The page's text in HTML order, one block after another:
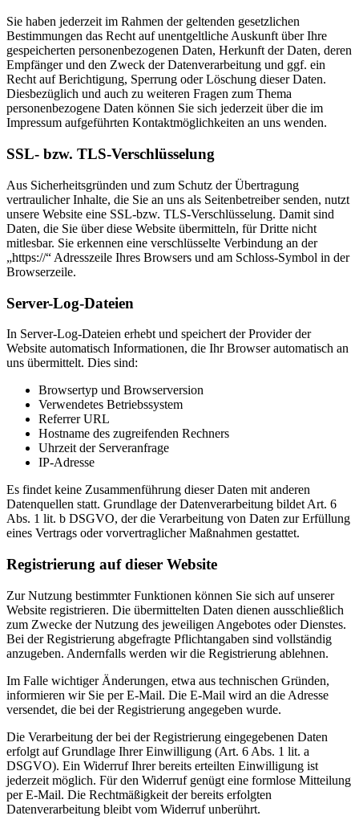
Sie haben jederzeit im Rahmen der geltenden gesetzlichen
Bestimmungen das Recht auf unentgeltliche Auskunft über Ihre
gespeicherten personenbezogenen Daten, Herkunft der Daten, deren
Empfänger und den Zweck der Datenverarbeitung und ggf. ein
Recht auf Berichtigung, Sperrung oder Löschung dieser Daten.
Diesbezüglich und auch zu weiteren Fragen zum Thema
personenbezogene Daten können Sie sich jederzeit über die im
Impressum aufgeführten Kontaktmöglichkeiten an uns wenden.
SSL- bzw. TLS-Verschlüsselung
Aus Sicherheitsgründen und zum Schutz der Übertragung
vertraulicher Inhalte, die Sie an uns als Seitenbetreiber senden, nutzt
unsere Website eine SSL-bzw. TLS-Verschlüsselung. Damit sind
Daten, die Sie über diese Website übermitteln, für Dritte nicht
mitlesbar. Sie erkennen eine verschlüsselte Verbindung an der
„https://“ Adresszeile Ihres Browsers und am Schloss-Symbol in der
Browserzeile.
Server-Log-Dateien
In Server-Log-Dateien erhebt und speichert der Provider der
Website automatisch Informationen, die Ihr Browser automatisch an
uns übermittelt. Dies sind:
Browsertyp und Browserversion
Verwendetes Betriebssystem
Referrer URL
Hostname des zugreifenden Rechners
Uhrzeit der Serveranfrage
IP-Adresse
Es findet keine Zusammenführung dieser Daten mit anderen
Datenquellen statt. Grundlage der Datenverarbeitung bildet Art. 6
Abs. 1 lit. b DSGVO, der die Verarbeitung von Daten zur Erfüllung
eines Vertrags oder vorvertraglicher Maßnahmen gestattet.
Registrierung auf dieser Website
Zur Nutzung bestimmter Funktionen können Sie sich auf unserer
Website registrieren. Die übermittelten Daten dienen ausschließlich
zum Zwecke der Nutzung des jeweiligen Angebotes oder Dienstes.
Bei der Registrierung abgefragte Pflichtangaben sind vollständig
anzugeben. Andernfalls werden wir die Registrierung ablehnen.
Im Falle wichtiger Änderungen, etwa aus technischen Gründen,
informieren wir Sie per E-Mail. Die E-Mail wird an die Adresse
versendet, die bei der Registrierung angegeben wurde.
Die Verarbeitung der bei der Registrierung eingegebenen Daten
erfolgt auf Grundlage Ihrer Einwilligung (Art. 6 Abs. 1 lit. a
DSGVO). Ein Widerruf Ihrer bereits erteilten Einwilligung ist
jederzeit möglich. Für den Widerruf genügt eine formlose Mitteilung
per E-Mail. Die Rechtmäßigkeit der bereits erfolgten
Datenverarbeitung bleibt vom Widerruf unberührt.